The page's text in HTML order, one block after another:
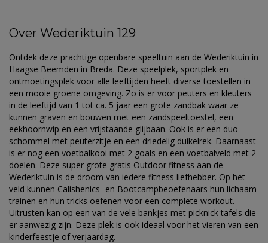
Over Wederiktuin 129
Ontdek deze prachtige openbare speeltuin aan de Wederiktuin in
Haagse Beemden in Breda. Deze speelplek, sportplek en
ontmoetingsplek voor alle leeftijden heeft diverse toestellen in
een mooie groene omgeving. Zo is er voor peuters en kleuters
in de leeftijd van 1 tot ca. 5 jaar een grote zandbak waar ze
kunnen graven en bouwen met een zandspeeltoestel, een
eekhoornwip en een vrijstaande glijbaan. Ook is er een duo
schommel met peuterzitje en een driedelig duikelrek. Daarnaast
is er nog een voetbalkooi met 2 goals en een voetbalveld met 2
doelen. Deze super grote gratis Outdoor fitness aan de
Wederiktuin is de droom van iedere fitness liefhebber. Op het
veld kunnen Calishenics- en Bootcampbeoefenaars hun lichaam
trainen en hun tricks oefenen voor een complete workout.
Uitrusten kan op een van de vele bankjes met picknick tafels die
er aanwezig zijn. Deze plek is ook ideaal voor het vieren van een
kinderfeestje of verjaardag.